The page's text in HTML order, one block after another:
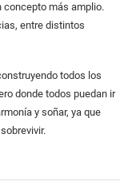
concepto más amplio.
entre distintos
todos los
donde todos puedan ir
y soñar, ya que